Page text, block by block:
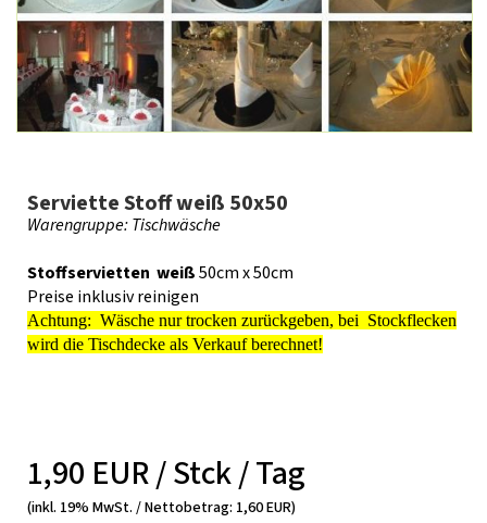
Serviette Stoff weiß 50x50
Warengruppe: Tischwäsche
Stoffservietten weiß50cm x 50cm
Preise inklusiv reinigen
Achtung: Wäsche nur trocken zurückgeben, bei Stockflecken
wird die Tischdecke als Verkauf berechnet!
1,90 EUR / Stck / Tag
(inkl. 19% MwSt. / Nettobetrag: 1,60 EUR)